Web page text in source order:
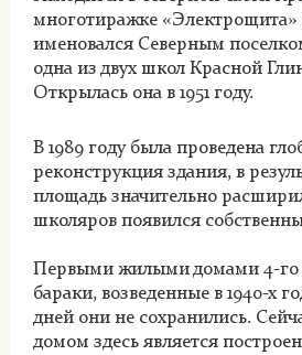
многотиражке «Электрощита»
именовался Северным
одна из двух школ Красной
Открылась она в 1951 году.
В 1989 году была проведена
реконструкция здания, в
площадь значительно
школяров появился
Первыми жилыми домами 4-го
бараки, возведенные в 1940-х
дней они не сохранились.
домом здесь является